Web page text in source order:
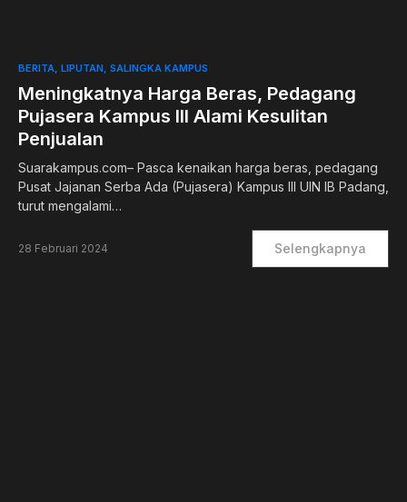
BERITA LIPUTAN SALINGKA KAMPUS
Meningkatnya Harga Beras, Pedagang
Pujasera Kampus III Alami Kesulitan
Penjualan
Suarakampus.com– Pasca kenaikan harga beras, pedagang
Pusat Jajanan Serba Ada (Pujasera) Kampus III UIN IB Padang,
turut mengalami…
28 Februari 2024 Selengkapnya